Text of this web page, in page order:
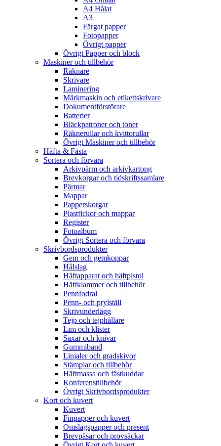
A4 Hålat
A3
Färgat papper
Fotopapper
Övrigt papper
Övrigt Papper och block
Maskiner och tillbehör
Räknare
Skrivare
Laminering
Märkmaskin och etikettskrivare
Dokumentförstörare
Batterier
Bläckpatroner och toner
Räknerullar och kvittorullar
Övrigt Maskiner och tillbehör
Häfta & Fästa
Sortera och förvara
Arkivpärm och arkivkartong
Brevkorgar och tidskriftssamlare
Pärmar
Mappar
Papperskorgar
Plastfickor och mappar
Register
Fotoalbum
Övrigt Sortera och förvara
Skrivbordsprodukter
Gem och gemkoppar
Hålslag
Häftapparat och häftpistol
Häftklammer och tillbehör
Pennfodral
Penn- och prylställ
Skrivunderlägg
Tejp och tejphållare
Lim och klister
Saxar och knivar
Gummiband
Linjaler och gradskivor
Stämplar och tillbehör
Häftmassa och fästkuddar
Konferenstillbehör
Övrigt Skrivbordsprodukter
Kort och kuvert
Kuvert
Finpapper och kuvert
Omslagspapper och present
Brevpåsar och provsäckar